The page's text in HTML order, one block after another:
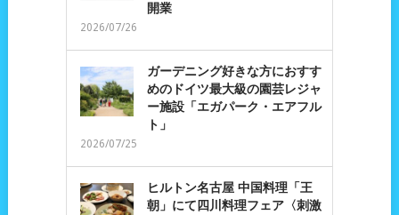
開業
2026/07/26
ガーデニング好きな方におすす
めのドイツ最大級の園芸レジャ
ー施設「エガパーク・エアフル
ト」
2026/07/25
ヒルトン名古屋 中国料理「王
朝」にて四川料理フェア〈刺激